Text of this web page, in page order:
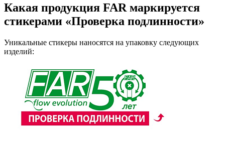
Какая продукция FAR маркируется
стикерами «Проверка подлинности»
Уникальные стикеры наносятся на упаковку следующих
изделий: